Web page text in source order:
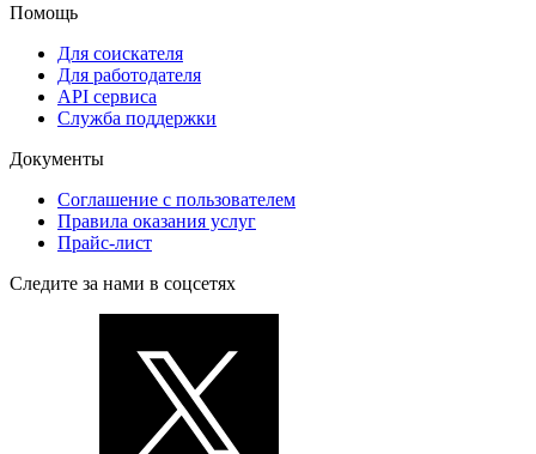
Помощь
Для соискателя
Для работодателя
API сервиса
Служба поддержки
Документы
Соглашение с пользователем
Правила оказания услуг
Прайс-лист
Следите за нами в соцсетях